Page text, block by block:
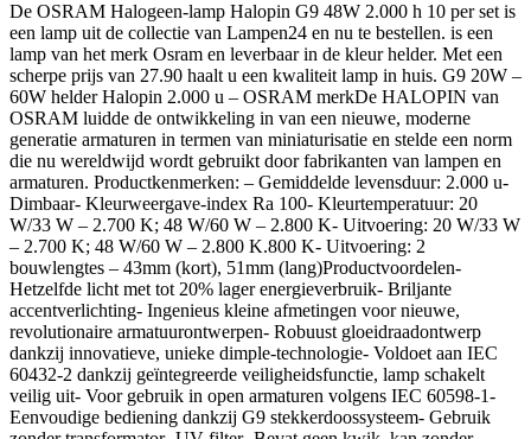
De OSRAM Halogeen-lamp Halopin G9 48W 2.000 h 10 per set is
een lamp uit de collectie van Lampen24 en nu te bestellen. is een
lamp van het merk Osram en leverbaar in de kleur helder. Met een
scherpe prijs van 27.90 haalt u een kwaliteit lamp in huis. G9 20W –
60W helder Halopin 2.000 u – OSRAM merkDe HALOPIN van
OSRAM luidde de ontwikkeling in van een nieuwe, moderne
generatie armaturen in termen van miniaturisatie en stelde een norm
die nu wereldwijd wordt gebruikt door fabrikanten van lampen en
armaturen. Productkenmerken: – Gemiddelde levensduur: 2.000 u-
Dimbaar- Kleurweergave-index Ra 100- Kleurtemperatuur: 20
W/33 W – 2.700 K; 48 W/60 W – 2.800 K- Uitvoering: 20 W/33 W
– 2.700 K; 48 W/60 W – 2.800 K.800 K- Uitvoering: 2
bouwlengtes – 43mm (kort), 51mm (lang)Productvoordelen-
Hetzelfde licht met tot 20% lager energieverbruik- Briljante
accentverlichting- Ingenieus kleine afmetingen voor nieuwe,
revolutionaire armatuurontwerpen- Robuust gloeidraadontwerp
dankzij innovatieve, unieke dimple-technologie- Voldoet aan IEC
60432-2 dankzij geïntegreerde veiligheidsfunctie, lamp schakelt
veilig uit- Voor gebruik in open armaturen volgens IEC 60598-1-
Eenvoudige bediening dankzij G9 stekkerdoossysteem- Gebruik